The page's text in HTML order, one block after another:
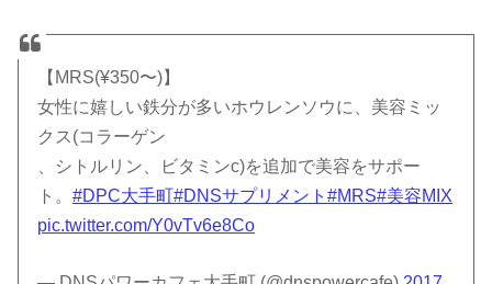
【MRS(¥350〜)】
女性に嬉しい鉄分が多いホウレンソウに、美容ミッ
クス(コラーゲン
、シトルリン、ビタミンc)を追加で美容をサポー
ト。#DPC大手町#DNSサプリメント#MRS#美容MIX
pic.twitter.com/Y0vTv6e8Co